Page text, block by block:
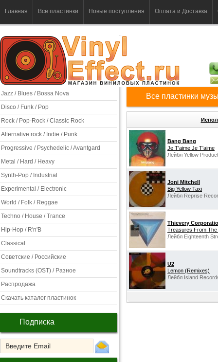
Главная Все пластинки Новые поступления Оплата и Доставка
Jazz / Blues / Bossa Nova
Disco / Funk / Pop
Rock / Pop-Rock / Classic Rock
Alternative rock / Indie / Punk
Progressive / Psychedelic / Avantgard
Metal / Hard / Heavy
Synth-Pop / Industrial
Experimental / Electronic
World / Folk / Reggae
Techno / House / Trance
Hip-Hop / R'n'B
Classical
Советские / Российские
Soundtracks (OST) / Разное
Распродажа
Скачать каталог пластинок
Подписка
Все пластинки
Bang Bang
Je T'aime Je T'aime
Лейбл Yellow
Joni Mitchell
Big Yellow Taxi
Лейбл Reprise
Thievery
Treasures From The
Лейбл Eighteenth
U2
Lemon (Remixes)
Лейбл Island